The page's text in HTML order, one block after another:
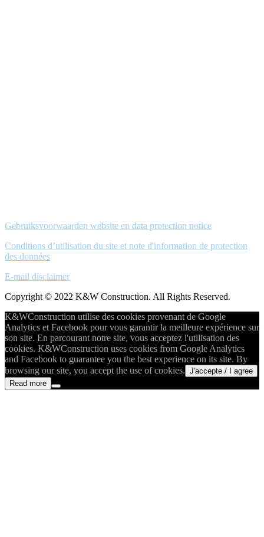
Gebruiksvoorwaarden website en data protection notice
Conditions d’utilisation du site et note d'information de protection
des données
E-mail disclaimer
Copyright © 2022 K&W Construction. All Rights Reserved.
K&WConstruction utilise des cookies provenant de Google
Analytics et Facebook pour vous garantir la meilleure expérience sur
son site. En parcourant notre site, vous acceptez l'utilisation des
cookies. K&WConstruction uses cookies from Google Analytics
and Facebook to guarantee you the best experience on its site. By
browsing our site, you accept the use of cookies. J'accepte / I agree
Read more